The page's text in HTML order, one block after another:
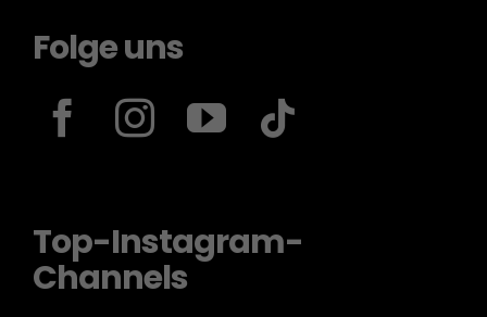
Folge uns
Top-Instagram-
Channels